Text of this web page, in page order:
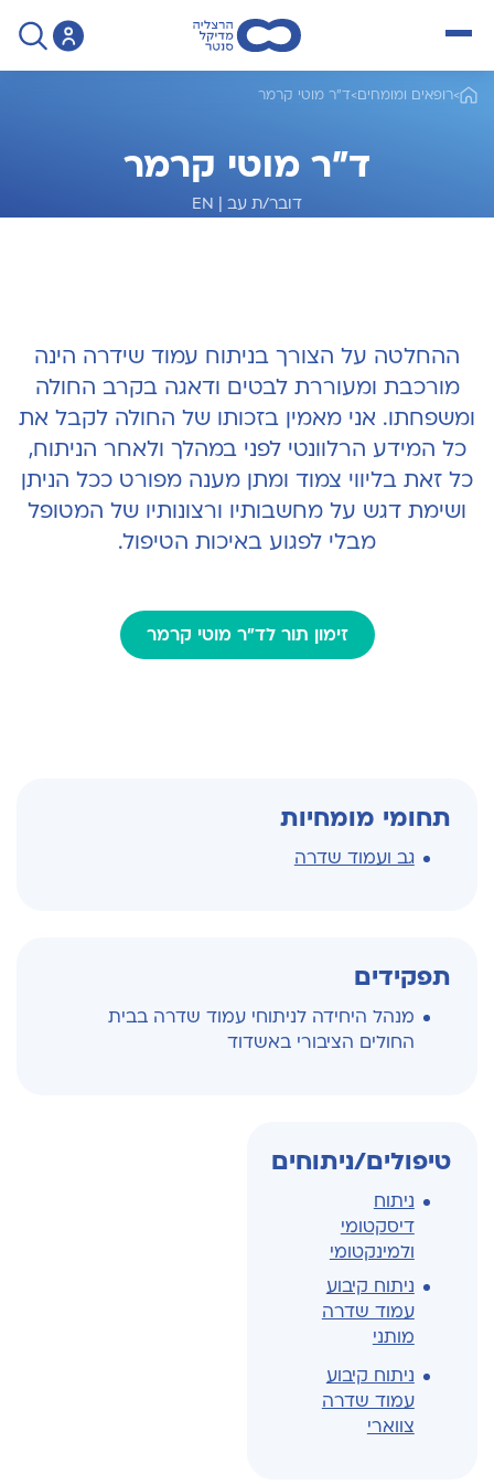
>רופאים ומומחים>ד"ר מוטי קרמר
ד"ר מוטי קרמר
דובר/ת עב |
EN
ההחלטה על הצורך בניתוח עמוד שידרה הינה
מורכבת ומעוררת לבטים ודאגה בקרב החולה
ומשפחתו. אני מאמין בזכותו של החולה לקבל את
כל המידע הרלוונטי לפני במהלך ולאחר הניתוח,
כל זאת בליווי צמוד ומתן מענה מפורט ככל הניתן
ושימת דגש על מחשבותיו ורצונותיו של המטופל
מבלי לפגוע באיכות הטיפול.
זימון תור לד"ר מוטי קרמר
תחומי מומחיות
גב ועמוד שדרה
תפקידים
מנהל היחידה לניתוחי עמוד שדרה בבית
החולים הציבורי באשדוד
טיפולים/ניתוחים
ניתוח
דיסקטומי
ולמינקטומי
ניתוח קיבוע
עמוד שדרה
מותני
ניתוח קיבוע
עמוד שדרה
צווארי